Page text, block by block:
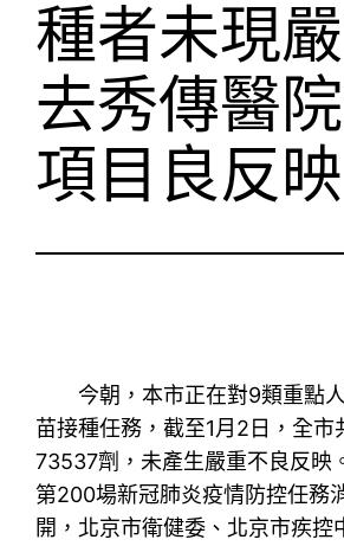
種者未現
去秀傳醫
項目良反映
今朝，本市正在對9類重點人
苗接種任務，截至1月2日，全市
73537劑，未產生嚴重不良反映
第200場新冠肺炎疫情防控任務
開，北京市衛健委、北京市疾控